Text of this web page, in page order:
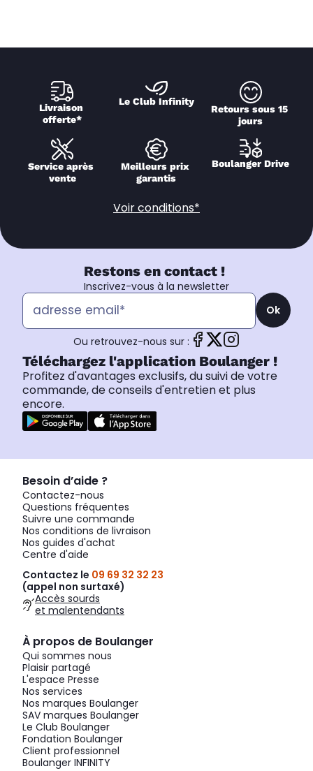
Livraison
offerte*
Le Club Infinity
Retours sous 15
jours
Service après
vente
Meilleurs prix
garantis
Boulanger Drive
Voir conditions*
Restons en contact !
Inscrivez-vous à la newsletter
Ok
Ou retrouvez-nous sur :
Téléchargez l'application Boulanger !
Profitez d'avantages exclusifs, du suivi de votre
commande, de conseils d'entretien et plus
encore.
Besoin d’aide ?
Contactez-nous
Questions fréquentes
Suivre une commande
Nos conditions de livraison
Nos guides d'achat
Centre d'aide
Contactez le 09 69 32 32 23
(appel non surtaxé)
Accès sourds
et malentendants
À propos de Boulanger
Qui sommes nous
Plaisir partagé
L'espace Presse
Nos services
Nos marques Boulanger
SAV marques Boulanger
Le Club Boulanger
Fondation Boulanger
Client professionnel
Boulanger INFINITY